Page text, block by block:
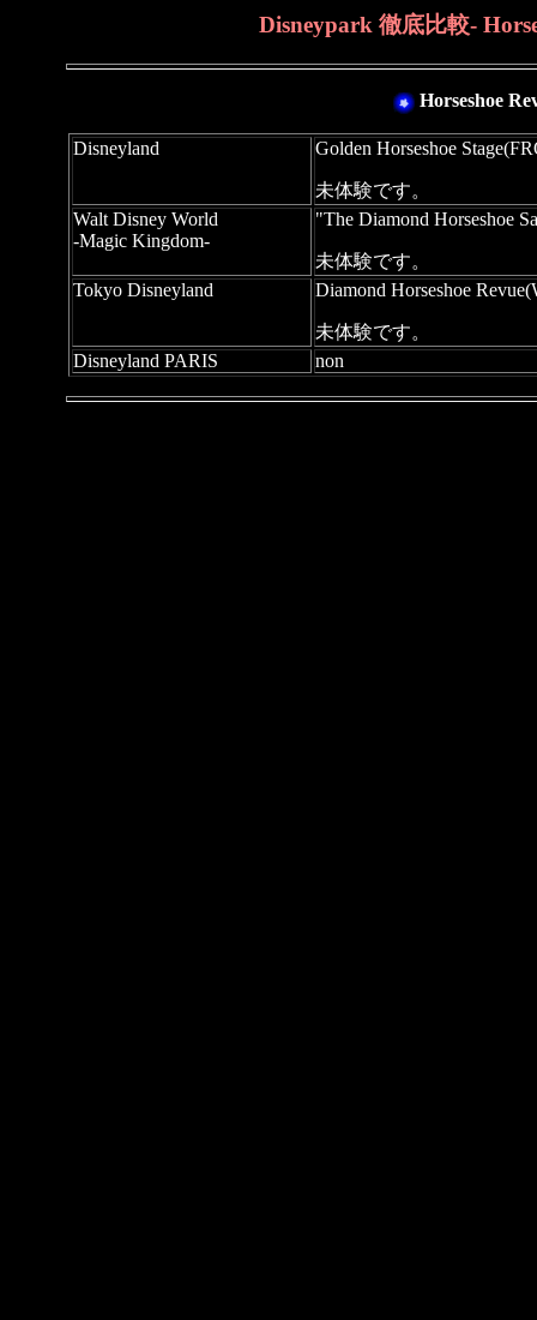
Disneypark 徹底比較-
Horseshoe
Disneyland Golden Horseshoe
未体験です。
Walt Disney World
-Magic Kingdom-
"The Diamond Horseshoe
未体験です。
Tokyo Disneyland
Diamond Horseshoe
未体験です。
Disneyland PARIS
non